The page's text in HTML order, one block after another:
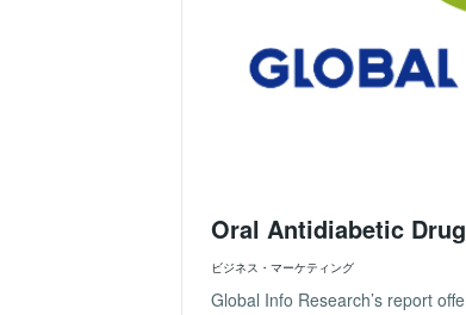
Oral Antidiabetic
ビジネス・マーケティング
Global Info Research’s report